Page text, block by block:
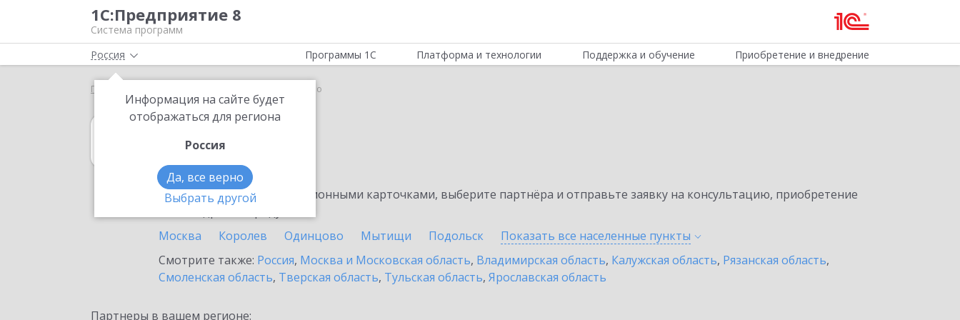
1С:Предприятие 8
Система программ
Россия
Информация на сайте будет
отображаться для региона
Россия
Да, все верно
Выбрать другой
Программы 1С Платформа и технологии Поддержка и обучение Приобретение и внедрение
Главная Голицыно
1С:Касса
в Голицыне
Ознакомьтесь с информационными карточками, выберите партнёра и отправьте заявку на консультацию, приобретение
Москва
Королев Одинцово Мытищи Подольск Показать все населенные пункты
Смотрите также: Россия, Москва и Московская область, Владимирская область, Калужская область, Рязанская область,
Смоленская область, Тверская область, Тульская область, Ярославская область
Партнеры в вашем регионе: